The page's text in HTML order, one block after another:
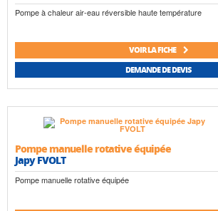
Pompe à chaleur air-eau réversible haute température
VOIR LA FICHE
DEMANDE DE DEVIS
Pompe manuelle rotative équipée
Japy FVOLT
Pompe manuelle rotative équipée